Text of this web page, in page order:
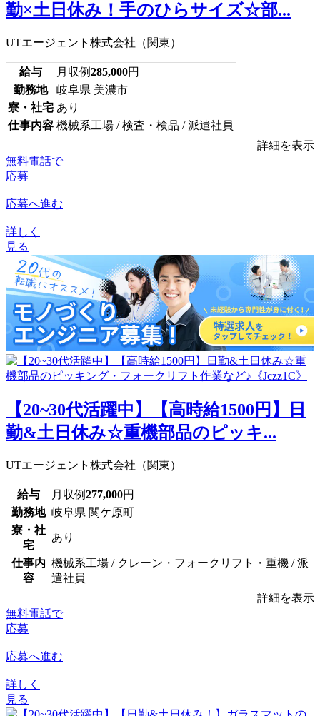
勤×土日休み！手のひらサイズ☆部...
UTエージェント株式会社（関東）
給与 月収例285,000円
勤務地
岐阜県 美濃市
寮・社宅 あり
仕事内容 機械系工場 / 検査・検品 / 派遣社員
詳細を表示
無料電話で
応募
応募へ進む
詳しく
見る
【20~30代活躍中】【高時給1500円】日
勤&土日休み☆重機部品のピッキ...
UTエージェント株式会社（関東）
給与 月収例277,000円
勤務地 岐阜県 関ケ原町
寮・社
宅
あり
仕事内
容
機械系工場 / クレーン・フォークリフト・重機 / 派
遣社員
詳細を表示
無料電話で
応募
応募へ進む
詳しく
見る